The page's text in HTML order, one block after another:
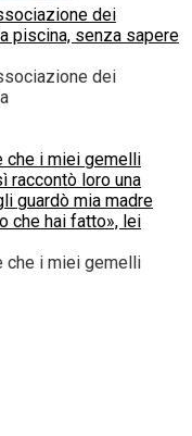
dei
piscina, senza sapere
dei
che i miei gemelli
raccontò loro una
guardò mia madre
che hai fatto», lei
che i miei gemelli